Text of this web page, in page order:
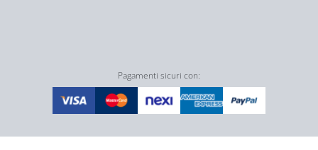
Pagamenti sicuri con: